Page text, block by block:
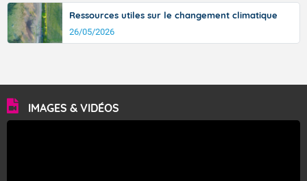
Ressources utiles sur le changement climatique
26/05/2026
IMAGES & VIDÉOS